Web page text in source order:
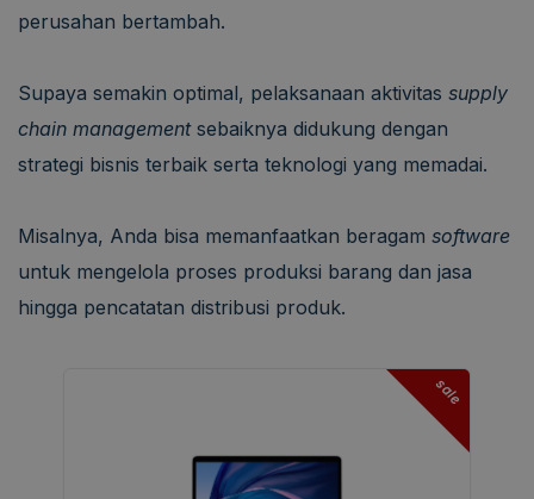
perusahan bertambah.
Supaya semakin optimal, pelaksanaan aktivitas supply
chain management sebaiknya didukung dengan
strategi bisnis terbaik serta teknologi yang memadai.
Misalnya, Anda bisa memanfaatkan beragam software
untuk mengelola proses produksi barang dan jasa
hingga pencatatan distribusi produk.
sale